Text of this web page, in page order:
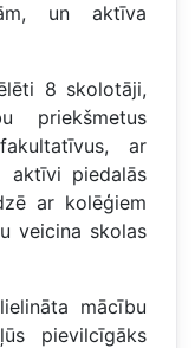
un aktīva
8 skolotāji,
priekšmetus
ar
aktīvi piedalās
ar kolēģiem
veicina skolas
mācību
pievilcīgāks